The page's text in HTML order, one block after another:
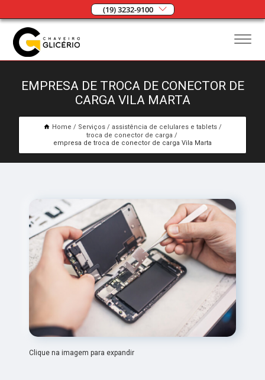
(19) 3232-9100
EMPRESA DE TROCA DE CONECTOR DE
CARGA VILA MARTA
Home Serviços
assistência de celulares e tablets
troca de conector de carga
empresa de troca de conector de carga Vila Marta
Clique na imagem para expandir